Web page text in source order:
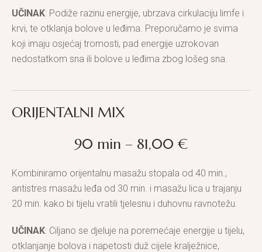
UČINAK: Podiže razinu energije, ubrzava cirkulaciju limfe i
krvi, te otklanja bolove u leđima. Preporučamo je svima
koji imaju osjećaj tromosti, pad energije uzrokovan
nedostatkom sna ili bolove u leđima zbog lošeg sna.
ORIJENTALNI MIX
90 min – 81,00 €
Kombiniramo orijentalnu masažu stopala od 40 min.,
antistres masažu leđa od 30 min. i masažu lica u trajanju
20 min. kako bi tijelu vratili tjelesnu i duhovnu ravnotežu.
UČINAK: Ciljano se djeluje na poremećaje energije u tijelu,
otklanjanje bolova i napetosti duž cijele kralježnice,